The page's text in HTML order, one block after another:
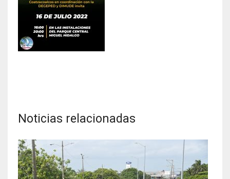
Noticias relacionadas